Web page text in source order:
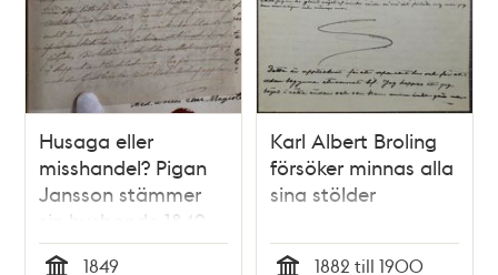
Husaga eller
misshandel? Pigan
Jansson stämmer
sin husbonde 1849
1849
Karl Albert Broling
försöker minnas alla
sina stölder
1882 till 1900